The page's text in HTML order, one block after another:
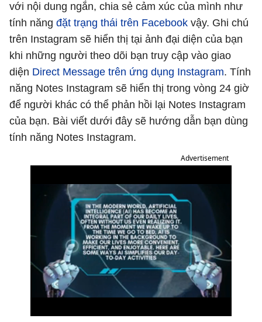
với nội dung ngắn, chia sẻ cảm xúc của mình như
tính năng đặt trạng thái trên Facebook vậy. Ghi chú
trên Instagram sẽ hiển thị tại ảnh đại diện của bạn
khi những người theo dõi bạn truy cập vào giao
diện Direct Message trên ứng dụng Instagram. Tính
năng Notes Instagram sẽ hiển thị trong vòng 24 giờ
để người khác có thể phản hồi lại Notes Instagram
của bạn. Bài viết dưới đây sẽ hướng dẫn bạn dùng
tính năng Notes Instagram.
Advertisement